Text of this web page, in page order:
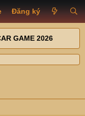
Đăng ký
GAME 2026